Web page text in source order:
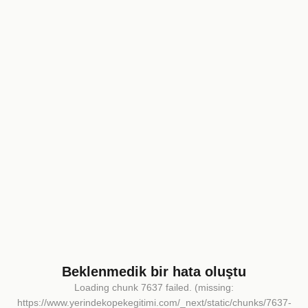
Beklenmedik bir hata oluştu
Loading chunk 7637 failed. (missing:
https://www.yerindekopekegitimi.com/_next/static/chunks/7637-